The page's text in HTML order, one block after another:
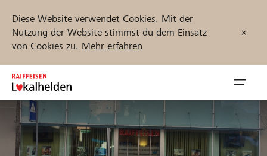
Diese Website verwendet Cookies. Mit der
Nutzung der Website stimmst du dem Einsatz
von Cookies zu. Mehr erfahren
Zum
Inhalt
springen
öffnen
Jetzt starten